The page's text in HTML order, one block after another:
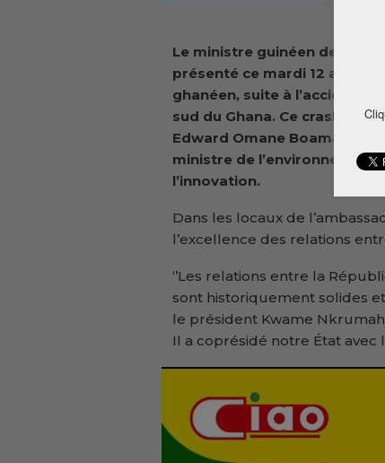
Le ministre guinéen des
présenté ce mardi 12 août
ghanéen, suite à l’accident
sud du Ghana. Ce crash
Edward Omane Boamah,
ministre de
l’innovation.
Dans les locaux de
l’excellence des relations
‘’Les relations entre la
sont historiquement solides
le président Kwame
Il a coprésidé notre État avec